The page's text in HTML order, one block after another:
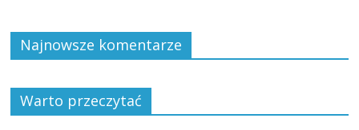
Najnowsze komentarze
Warto przeczytać